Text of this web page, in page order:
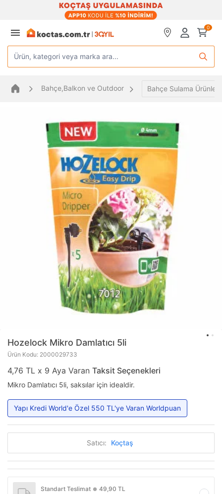
0
Ürün, kategori veya marka ara...
Bahçe,Balkon ve Outdoor Bahçe Sulama Ürünleri
Hozelock Mikro Damlatıcı 5li
Ürün Kodu: 2000029733
4,76 TL x 9 Aya Varan Taksit Seçenekleri
Mikro Damlatıcı 5li, saksılar için idealdir.
Yapı Kredi World'e Özel 550 TL'ye Varan Worldpuan
Satıcı: Koçtaş
Standart Teslimat ● 49,90 TL